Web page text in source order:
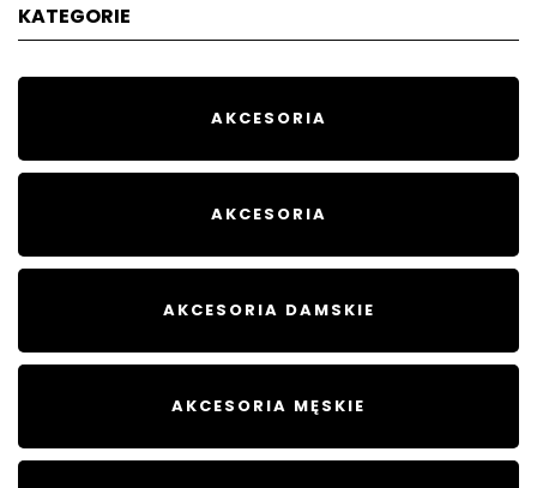
KATEGORIE
AKCESORIA
AKCESORIA
AKCESORIA DAMSKIE
AKCESORIA MĘSKIE